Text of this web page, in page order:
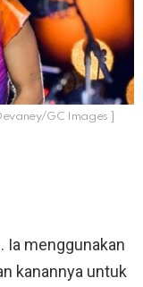
GC Images ]
Ia menggunakan
kanannya untuk